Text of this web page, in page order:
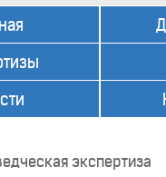
экспертиза